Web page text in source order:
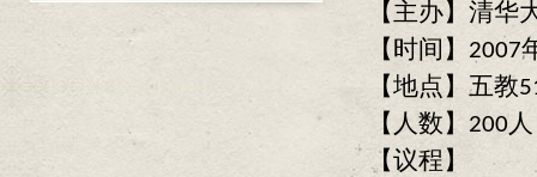
【主办】清华
【时间】
【地点】五教
【人数】200人
【议程】